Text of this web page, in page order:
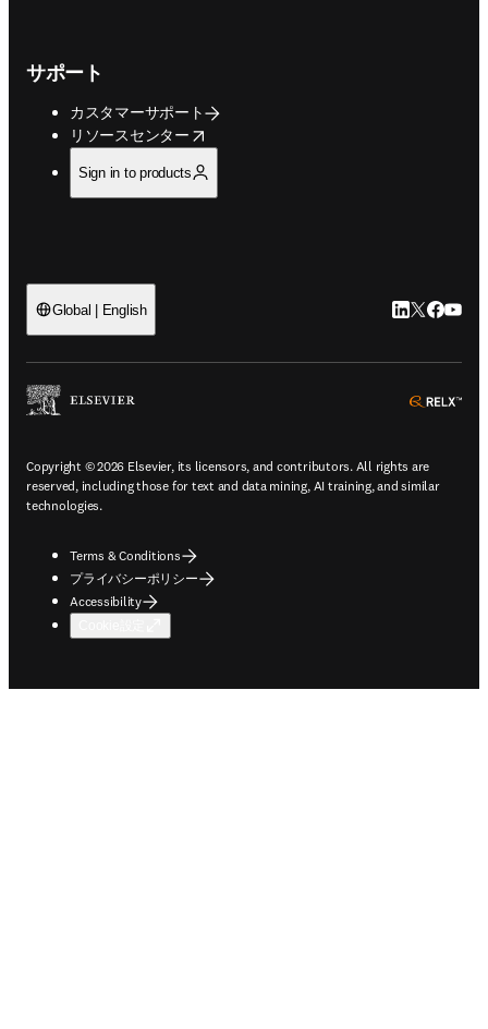
サポート
カスタマーサポート
リソースセンター
opens in new tab/window
Sign in to products
Global | English LinkedIn 新
Twitter 新
Copyright © 2026 Elsevier, its licensors, and contributors. All rights are
reserved, including those for text and data mining, AI training, and similar
technologies.
Terms & Conditions
プライバシーポリシー
Accessibility